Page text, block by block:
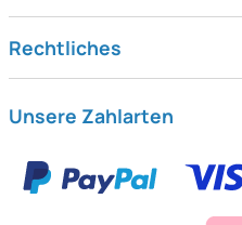
Rechtliches
Unsere Zahlarten